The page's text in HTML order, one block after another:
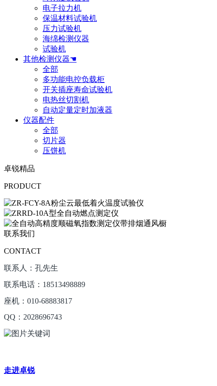
电子拉力机
保温材料试验机
压力试验机
海绵检测仪器
试验机
其他检测仪器☚
全部
多功能电控负载柜
开关插座寿命试验机
电热丝切割机
自动定量定时加液器
仪器配件
全部
切片器
压饼机
卓锐精品
PRODUCT
联系我们
CONTACT
联系人：孔先生
联系电话：18513498889
座机：010-68883817
QQ：2028696743
走进卓锐